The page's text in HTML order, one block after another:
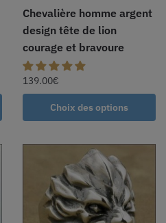
Chevalière homme argent
design tête de lion
courage et bravoure
139.00€
Choix des options